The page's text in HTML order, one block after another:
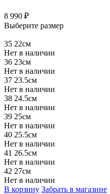
8 990 ₽
Выберите размер
35 22см
Нет в наличии
36 23см
Нет в наличии
37 23.5см
Нет в наличии
38 24.5см
Нет в наличии
39 25см
Нет в наличии
40 25.5см
Нет в наличии
41 26.5см
Нет в наличии
42 27см
Нет в наличии
В корзину Забрать в магазине